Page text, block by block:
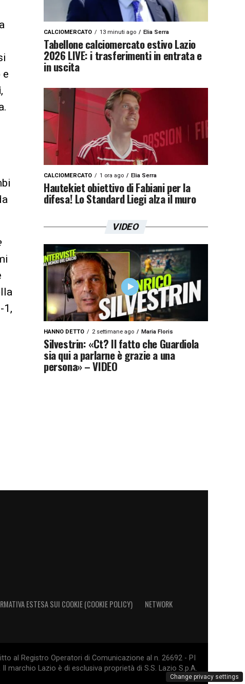
e
,
1,
CALCIOMERCATO 13 minuti ago Elia Serra
Tabellone calciomercato estivo Lazio
2026 LIVE: i trasferimenti in entrata e
in uscita
CALCIOMERCATO 1 ora ago Elia Serra
Hautekiet obiettivo di Fabiani per la
difesa! Lo Standard Liegi alza il muro
VIDEO
HANNO DETTO 2 settimane ago Maria Floris
Silvestrin: «Ct? Il fatto che Guardiola
sia qui a parlarne è grazie a una
persona» – VIDEO
ESTESA SUI COOKIE (COOKIE POLICY) NETWORK
al Registro Operatori di Comunicazione al n. 26692 - PI
marchio Lazio è di esclusiva proprietà di S.S. Lazio S.p.A.
Change privacy settings